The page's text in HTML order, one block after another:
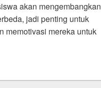
akan mengembangkan
jadi penting untuk
memotivasi mereka untuk